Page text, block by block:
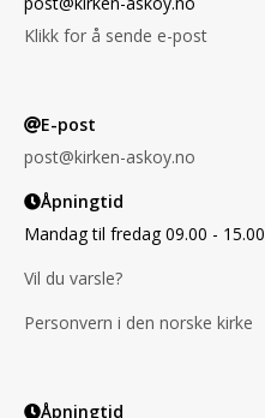
Klikk for å sende e-post
E-post
post@kirken-askoy.no
Åpningtid
Mandag til fredag 09.00 - 15.00
Vil du varsle?
Personvern i den norske kirke
Åpningtid